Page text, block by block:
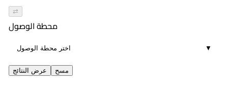
⇄
محطة الوصول
▼
عرض النتائج مسح